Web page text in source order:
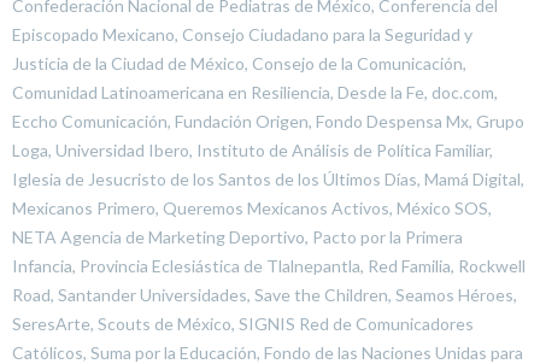
Confederación Nacional de Pediatras de México, Conferencia del
Episcopado Mexicano, Consejo Ciudadano para la Seguridad y
Justicia de la Ciudad de México, Consejo de la Comunicación,
Comunidad Latinoamericana en Resiliencia, Desde la Fe, doc.com,
Eccho Comunicación, Fundación Origen, Fondo Despensa Mx, Grupo
Loga, Universidad Ibero, Instituto de Análisis de Política Familiar,
Iglesia de Jesucristo de los Santos de los Últimos Días, Mamá Digital,
Mexicanos Primero, Queremos Mexicanos Activos, México SOS,
NETA Agencia de Marketing Deportivo, Pacto por la Primera
Infancia, Provincia Eclesiástica de Tlalnepantla, Red Familia, Rockwell
Road, Santander Universidades, Save the Children, Seamos Héroes,
SeresArte, Scouts de México, SIGNIS Red de Comunicadores
Católicos, Suma por la Educación, Fondo de las Naciones Unidas para